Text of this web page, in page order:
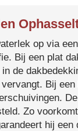
op via een
Bij een plat
de
Bij
Zo
hij